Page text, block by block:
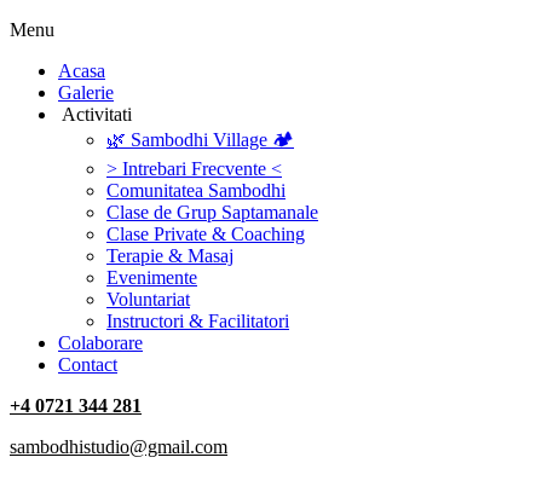
Menu
‎Acasa
Galerie
‎ ‎Activitati‎
🌿 Sambodhi Village 🏕️
> Intrebari Frecvente <
Comunitatea Sambodhi
Clase de Grup Saptamanale
Clase Private & Coaching
Terapie & Masaj
‎Evenimente
Voluntariat
‏‏‎Instructori & Facilitatori
Colaborare
Contact
+4 0721 344 281
sambodhistudio@gmail.com